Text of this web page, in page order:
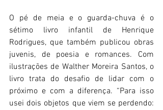
O pé de meia e o guarda-chuva é o
sétimo livro infantil de Henrique
Rodrigues, que também publicou obras
juvenis, de poesia e romances. Com
ilustrações de Walther Moreira Santos, o
livro trata do desafio de lidar com o
próximo e com a diferença. “Para isso
usei dois objetos que viem se perdendo: